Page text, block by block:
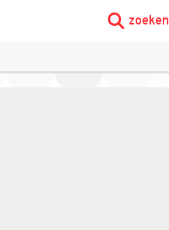
zoeken